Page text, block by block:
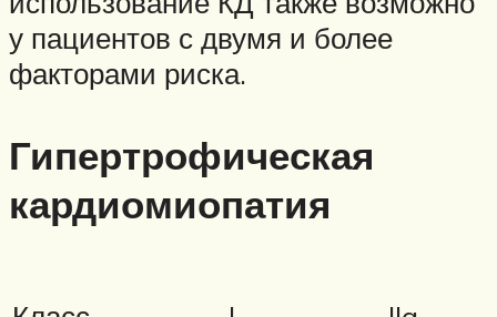
у пациентов с двумя и более
факторами риска.
Гипертрофическая
кардиомиопатия